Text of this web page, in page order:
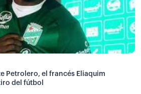
Petrolero, el francés Eliaquim
del fútbol